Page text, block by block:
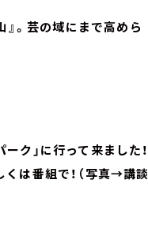
。芸の域にまで高めら
ク」に行って来ました！
は番組で！（写真→講談